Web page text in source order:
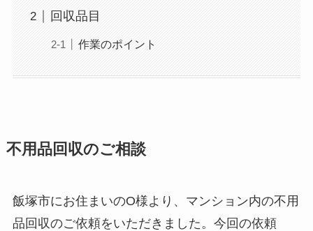
回収品目
作業のポイント
不用品回収のご相談
飯塚市にお住まいのO様より、マンション内の不用
品回収のご依頼をいただきました。今回の依頼